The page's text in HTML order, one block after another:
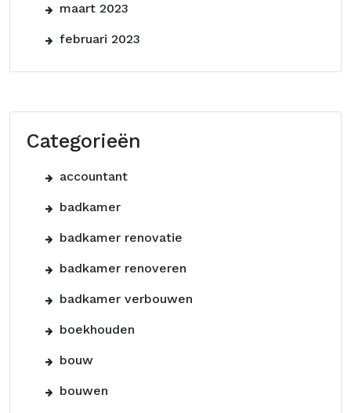
maart 2023
februari 2023
Categorieën
accountant
badkamer
badkamer renovatie
badkamer renoveren
badkamer verbouwen
boekhouden
bouw
bouwen